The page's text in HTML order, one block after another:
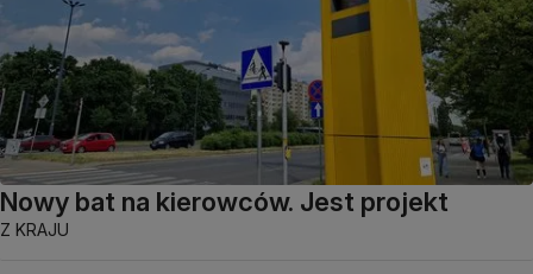
Nowy bat na kierowców. Jest projekt
Z KRAJU